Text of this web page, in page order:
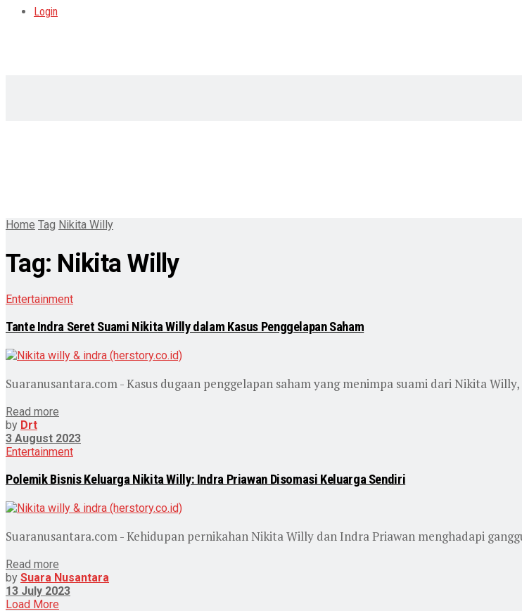
Login
Home Tag Nikita Willy
Tag: Nikita Willy
Entertainment
Tante Indra Seret Suami Nikita Willy dalam Kasus Penggelapan Saham
Suaranusantara.com - Kasus dugaan penggelapan saham yang menimpa suami dari Nikita
Read more
by Drt
3 August 2023
Entertainment
Polemik Bisnis Keluarga Nikita Willy: Indra Priawan Disomasi Keluarga Sendiri
Suaranusantara.com - Kehidupan pernikahan Nikita Willy dan Indra Priawan menghadapi
Read more
by Suara Nusantara
13 July 2023
Load More